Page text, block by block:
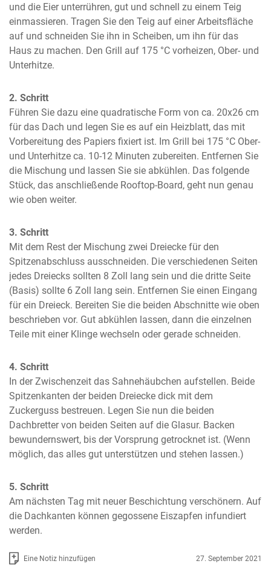
und die Eier unterrühren, gut und schnell zu einem Teig
einmassieren. Tragen Sie den Teig auf einer Arbeitsfläche
auf und schneiden Sie ihn in Scheiben, um ihn für das
Haus zu machen. Den Grill auf 175 °C vorheizen, Ober- und
Unterhitze.
2. Schritt
Führen Sie dazu eine quadratische Form von ca. 20x26 cm
für das Dach und legen Sie es auf ein Heizblatt, das mit
Vorbereitung des Papiers fixiert ist. Im Grill bei 175 °C Ober-
und Unterhitze ca. 10-12 Minuten zubereiten. Entfernen Sie
die Mischung und lassen Sie sie abkühlen. Das folgende
Stück, das anschließende Rooftop-Board, geht nun genau
wie oben weiter.
3. Schritt
Mit dem Rest der Mischung zwei Dreiecke für den
Spitzenabschluss ausschneiden. Die verschiedenen Seiten
jedes Dreiecks sollten 8 Zoll lang sein und die dritte Seite
(Basis) sollte 6 Zoll lang sein. Entfernen Sie einen Eingang
für ein Dreieck. Bereiten Sie die beiden Abschnitte wie oben
beschrieben vor. Gut abkühlen lassen, dann die einzelnen
Teile mit einer Klinge wechseln oder gerade schneiden.
4. Schritt
In der Zwischenzeit das Sahnehäubchen aufstellen. Beide
Spitzenkanten der beiden Dreiecke dick mit dem
Zuckerguss bestreuen. Legen Sie nun die beiden
Dachbretter von beiden Seiten auf die Glasur. Backen
bewundernswert, bis der Vorsprung getrocknet ist. (Wenn
möglich, das alles gut unterstützen und stehen lassen.)
5. Schritt
Am nächsten Tag mit neuer Beschichtung verschönern. Auf
die Dachkanten können gegossene Eiszapfen infundiert
werden.
Eine Notiz hinzufügen 27. September 2021